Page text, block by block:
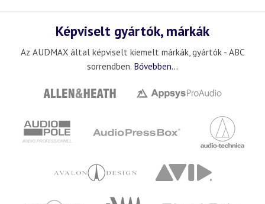
Képviselt gyártók, márkák
Az AUDMAX által képviselt kiemelt márkák, gyártók - ABC
sorrendben. Bővebben...